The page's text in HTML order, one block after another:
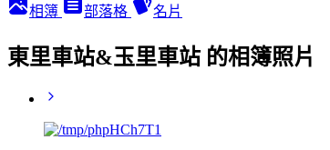
相簿 部落格 名片
東里車站&玉里車站 的相簿照片